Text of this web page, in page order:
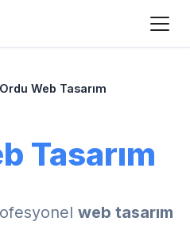
Ordu Web Tasarım
Tasarım
web tasarım